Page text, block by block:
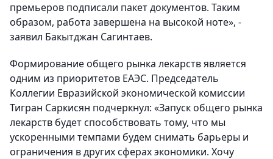
премьеров подписали пакет документов. Таким
образом, работа завершена на высокой ноте», -
заявил Бакытджан Сагинтаев.
Формирование общего рынка лекарств является
одним из приоритетов ЕАЭС. Председатель
Коллегии Евразийской экономической комиссии
Тигран Саркисян подчеркнул: «Запуск общего рынка
лекарств будет способствовать тому, что мы
ускоренными темпами будем снимать барьеры и
ограничения в других сферах экономики. Хочу